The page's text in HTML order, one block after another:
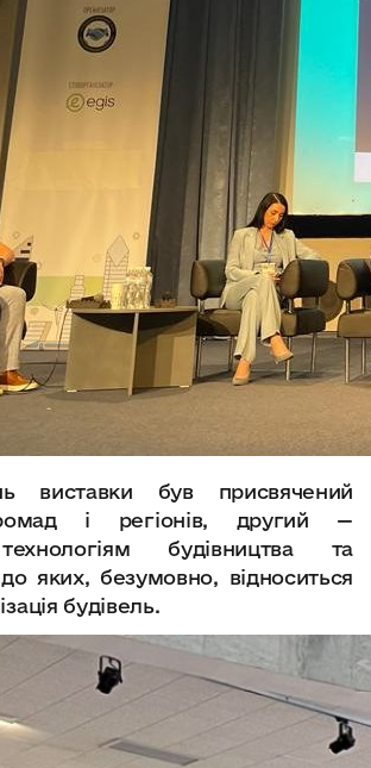
виставки був присвячений
і регіонів, другий —
будівництва та
яких, безумовно, відноситься
будівель.